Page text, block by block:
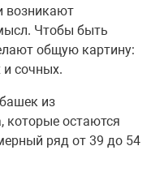
возникают
Чтобы быть
общую картину:
и сочных.
из
которые остаются
ряд от 39 до 54